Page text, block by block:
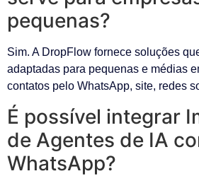
pequenas?
Sim. A DropFlow fornece soluções
adaptadas para pequenas e médias
contatos pelo WhatsApp, site, redes
É possível integrar
de Agentes de IA
WhatsApp?